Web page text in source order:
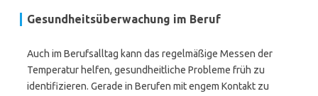
Gesundheitsüberwachung im Beruf
Auch im Berufsalltag kann das regelmäßige Messen der
Temperatur helfen, gesundheitliche Probleme früh zu
identifizieren. Gerade in Berufen mit engem Kontakt zu